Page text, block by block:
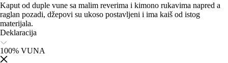
Kaput od duple vune sa malim reverima i kimono rukavima napred a
raglan pozadi, džepovi su ukoso postavljeni i ima kaiš od istog
materijala.
Deklaracija
100% VUNA